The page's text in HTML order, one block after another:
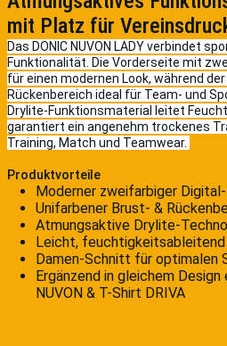
mit Platz für
Das DONIC NUVON LADY verbindet
Funktionalität. Die Vorderseite mit
für einen modernen Look, während
Rückenbereich ideal für Team- und
Drylite-Funktionsmaterial leitet
garantiert ein angenehm trockenes
Training, Match und Teamwear.
Produktvorteile
Moderner zweifarbiger
Unifarbener Brust- &
Atmungsaktive Drylite-
Leicht,
Damen-Schnitt für optimalen
Ergänzend in gleichem
NUVON & T-Shirt DRIVA